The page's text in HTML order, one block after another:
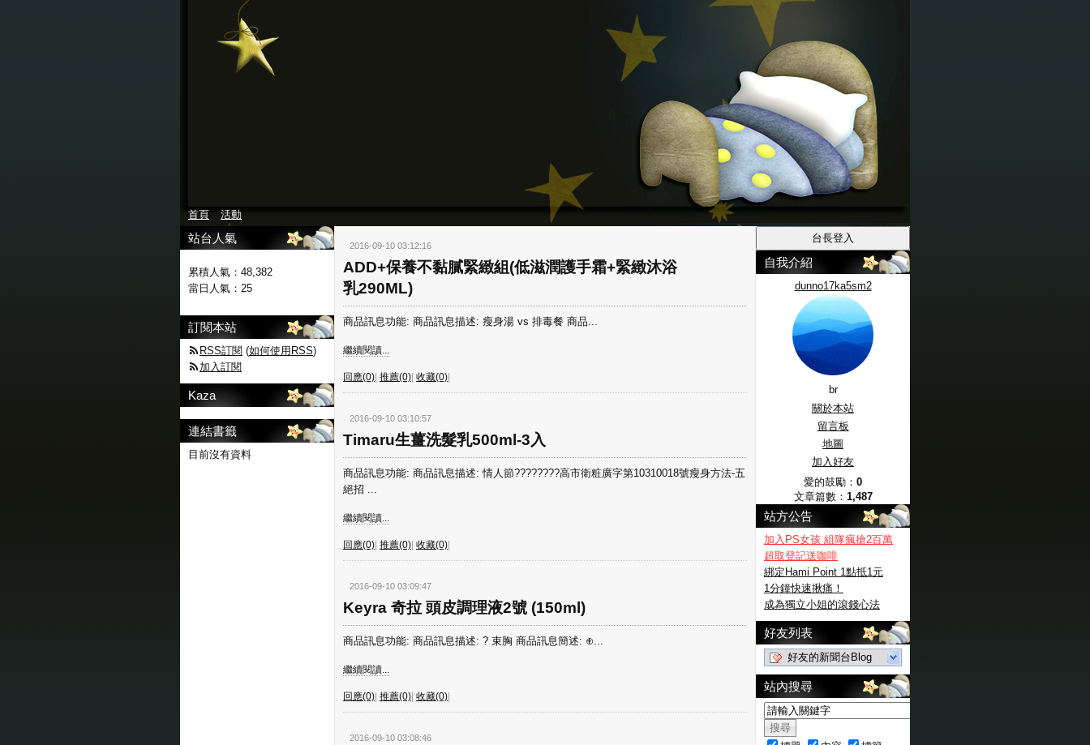
首頁 活動
2016-09-10 03:12:16
ADD+保養不黏膩緊緻組(低滋潤護手霜+緊緻沐浴
乳290ML)
商品訊息功能: 商品訊息描述: 瘦身湯 vs 排毒餐 商品...
繼續閱讀...
回應(0) 推薦(0) 收藏(0)
2016-09-10 03:10:57
Timaru生薑洗髮乳500ml-3入
商品訊息功能: 商品訊息描述: 情人節????????高市衛粧廣字第10310018號瘦身方法-五
絕招 ...
繼續閱讀...
回應(0) 推薦(0) 收藏(0)
2016-09-10 03:09:47
Keyra 奇拉 頭皮調理液2號 (150ml)
商品訊息功能: 商品訊息描述: ? 束胸 商品訊息簡述: ⊕...
繼續閱讀...
回應(0) 推薦(0) 收藏(0)
2016-09-10 03:08:46
自我介紹
dunno17ka5sm2
br
關於本站
留言板
地圖
加入好友
愛的鼓勵： 0
文章篇數： 1,487
站方公告
加入PS女孩 組隊瘋搶2百萬
超取登記送咖啡
綁定Hami Point 1點抵1元
1分鐘快速揪痛！
成為獨立小姐的滾錢心法
好友列表
好友的新聞台Blog
站內搜尋
站台人氣
累積人氣： 48,382
當日人氣： 25
訂閱本站
RSS訂閱 (如何使用RSS)
加入訂閱
Kaza
連結書籤
目前沒有資料